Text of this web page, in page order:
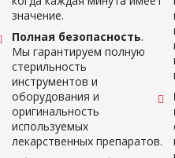
значение.
Полная безопасность.
Мы гарантируем полную
стерильность
инструментов и
оборудования и
оригинальность
используемых
лекарственных препаратов.